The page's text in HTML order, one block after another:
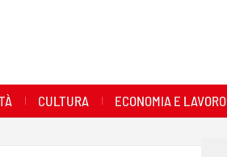
CULTURA ECONOMIA E LAVORO